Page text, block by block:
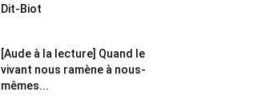
Dit-Biot
[Aude à la lecture] Quand le
vivant nous ramène à nous-
mêmes...